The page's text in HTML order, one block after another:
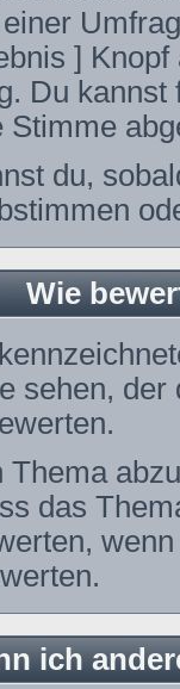
]
Du
Stimme
du,
Wie
sehen,
Thema
das
ich